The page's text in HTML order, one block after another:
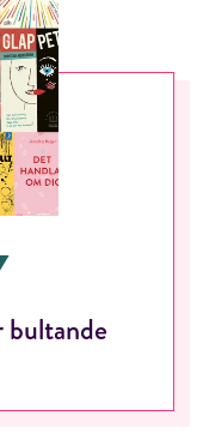
bultande